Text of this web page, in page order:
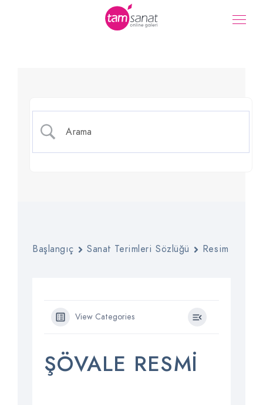
Şövale Resmi
Başlangıç Sanat Terimleri Sözlüğü Resim
View Categories
ŞÖVALE RESMI